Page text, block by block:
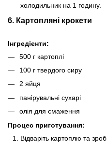
холодильник на 1 годину.
6. Картопляні крокети
Інгредієнти:
500 г картоплі
100 г твердого сиру
2 яйця
панірувальні сухарі
олія для смаження
Процес приготування:
Відваріть картоплю та